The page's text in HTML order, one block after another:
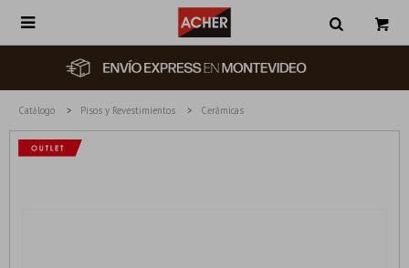

Catálogo Pisos y Revestimientos Cerámicas